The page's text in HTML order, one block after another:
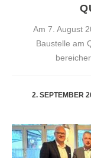
Am 7. August
Baustelle am
2. SEPTEMBER